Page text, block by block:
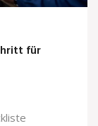
für